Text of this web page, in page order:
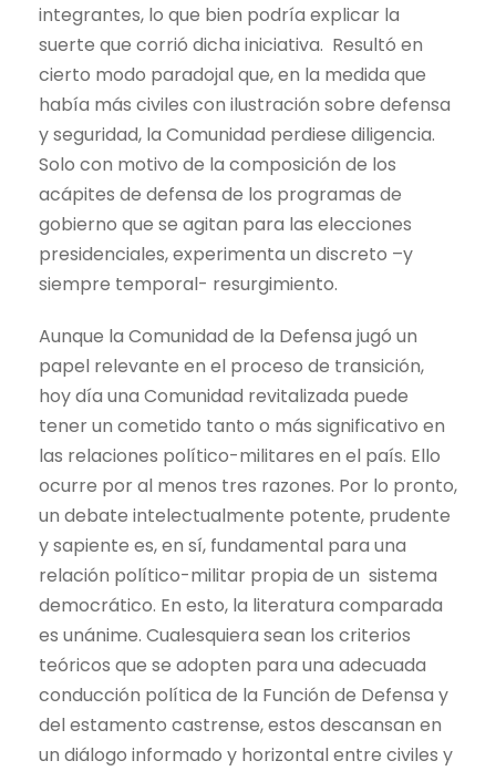
integrantes, lo que bien podría explicar la
suerte que corrió dicha iniciativa. Resultó en
cierto modo paradojal que, en la medida que
había más civiles con ilustración sobre defensa
y seguridad, la Comunidad perdiese diligencia.
Solo con motivo de la composición de los
acápites de defensa de los programas de
gobierno que se agitan para las elecciones
presidenciales, experimenta un discreto –y
siempre temporal- resurgimiento.
Aunque la Comunidad de la Defensa jugó un
papel relevante en el proceso de transición,
hoy día una Comunidad revitalizada puede
tener un cometido tanto o más significativo en
las relaciones político-militares en el país. Ello
ocurre por al menos tres razones. Por lo pronto,
un debate intelectualmente potente, prudente
y sapiente es, en sí, fundamental para una
relación político-militar propia de un sistema
democrático. En esto, la literatura comparada
es unánime. Cualesquiera sean los criterios
teóricos que se adopten para una adecuada
conducción política de la Función de Defensa y
del estamento castrense, estos descansan en
un diálogo informado y horizontal entre civiles y